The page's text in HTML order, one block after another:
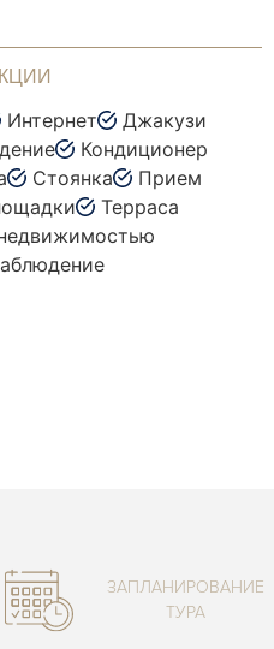
Интернет
Джакузи
Кондиционер
Стоянка
Прием
Терраса
ЗАПЛАНИРОВАНИЕ
ТУРА